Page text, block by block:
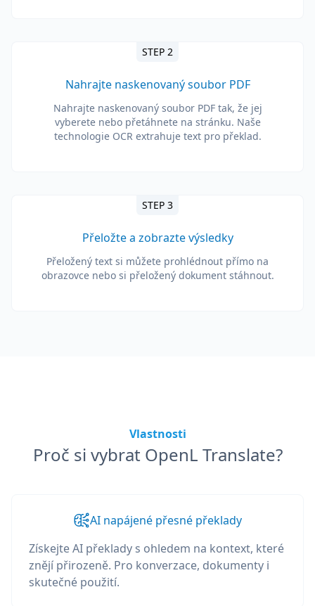
STEP 2
Nahrajte naskenovaný soubor PDF
Nahrajte naskenovaný soubor PDF tak, že jej
vyberete nebo přetáhnete na stránku. Naše
technologie OCR extrahuje text pro překlad.
STEP 3
Přeložte a zobrazte výsledky
Přeložený text si můžete prohlédnout přímo na
obrazovce nebo si přeložený dokument stáhnout.
Vlastnosti
Proč si vybrat OpenL Translate?
AI napájené přesné překlady
Získejte AI překlady s ohledem na kontext, které
znějí přirozeně. Pro konverzace, dokumenty i
skutečné použití.